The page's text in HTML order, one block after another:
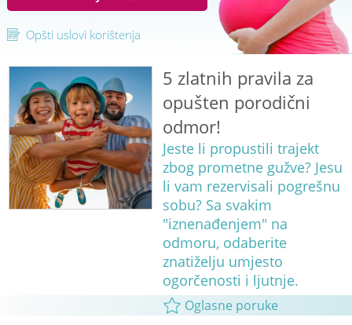
Opšti uslovi korištenja
5 zlatnih pravila za
opušten porodični
odmor!
Jeste li propustili trajekt
zbog prometne gužve? Jesu
li vam rezervisali pogrešnu
sobu? Sa svakim
"iznenađenjem" na
odmoru, odaberite
znatiželju umjesto
ogorčenosti i ljutnje.
Oglasne poruke